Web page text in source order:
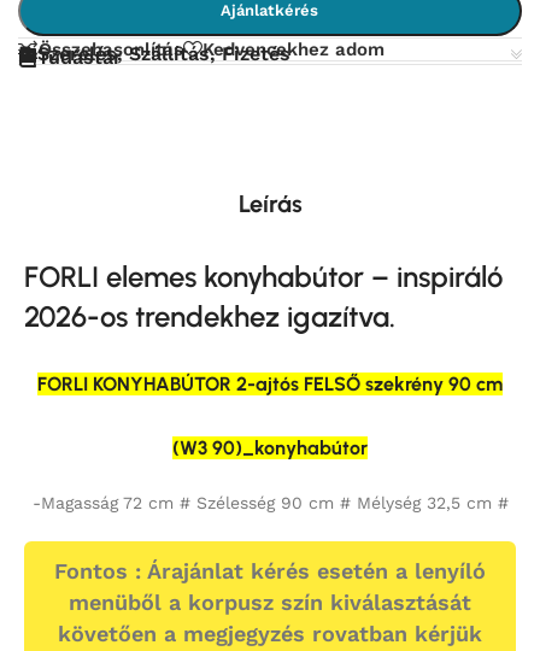
Ajánlatkérés
Összehasonlítás Kedvencekhez adom
Szerelés, Szállítás, Fizetés
Tudástár
Leírás
FORLI elemes konyhabútor – inspiráló
2026-os trendekhez igazítva.
FORLI KONYHABÚTOR 2-ajtós FELSŐ szekrény 90 cm
(W3 90)_konyhabútor
-Magasság 72 cm # Szélesség 90 cm # Mélység 32,5 cm #
Fontos : Árajánlat kérés esetén a lenyíló
menüből a korpusz szín kiválasztását
követően a megjegyzés rovatban kérjük